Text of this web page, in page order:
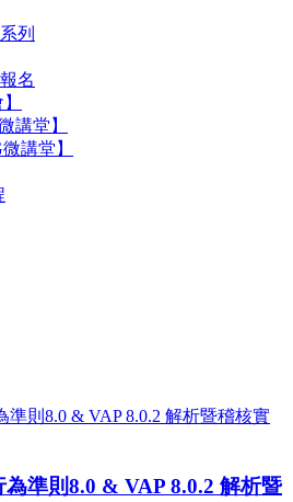
列
名
講堂】
講堂】
為準則8.0 & VAP 8.0.2 解析暨